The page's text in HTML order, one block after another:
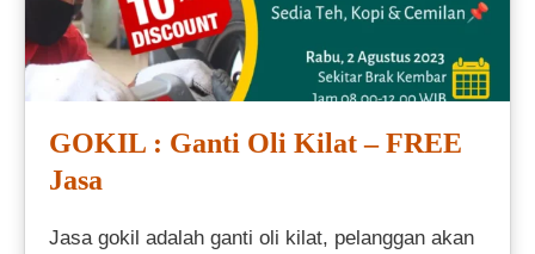
GOKIL : Ganti Oli Kilat – FREE
Jasa
Jasa gokil adalah ganti oli kilat, pelanggan akan